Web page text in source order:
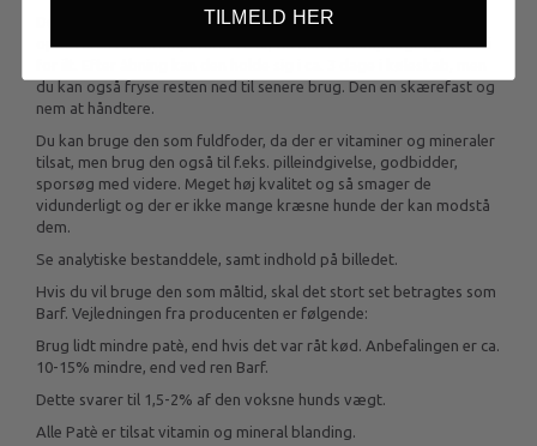
Denne paté skal ikke holdes på hverken frys eller køl, men kan
opbevares i stuetemperatur i 2 år, da den er dampkogt og helt fri
du kan også fryse resten ned til senere brug. Den en skærefast og
nem at håndtere.
Du kan bruge den som fuldfoder, da der er vitaminer og mineraler
tilsat, men brug den også til f.eks. pilleindgivelse, godbidder,
sporsøg med videre. Meget høj kvalitet og så smager de
vidunderligt og der er ikke mange kræsne hunde der kan modstå
dem.
Se analytiske bestanddele, samt indhold på billedet.
Hvis du vil bruge den som måltid, skal det stort set betragtes som
Barf. Vejledningen fra producenten er følgende:
Brug lidt mindre patè, end hvis det var råt kød. Anbefalingen er ca.
10-15% mindre, end ved ren Barf.
Dette svarer til 1,5-2% af den voksne hunds vægt.
Alle Patè er tilsat vitamin og mineral blanding.
TILMELD HER